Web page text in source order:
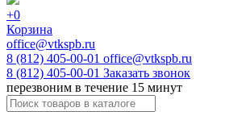
+0
Корзина
office@vtkspb.ru
8 (812) 405-00-01 office@vtkspb.ru
8 (812) 405-00-01 Заказать звонок
перезвоним в течение 15 минут